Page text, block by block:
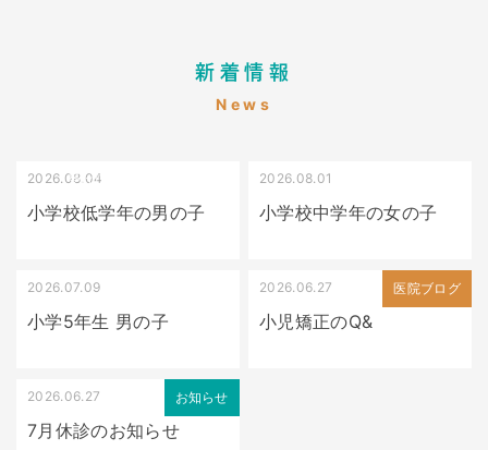
新着情報
News
受け口（しゃくれている）
2026.08.04
小学校低学年の男の子
2026.08.01
小学校中学年の女の子
2026.07.09
小学5年生 男の子
医院ブログ
2026.06.27
小児矯正のQ&
お知らせ
2026.06.27
7月休診のお知らせ